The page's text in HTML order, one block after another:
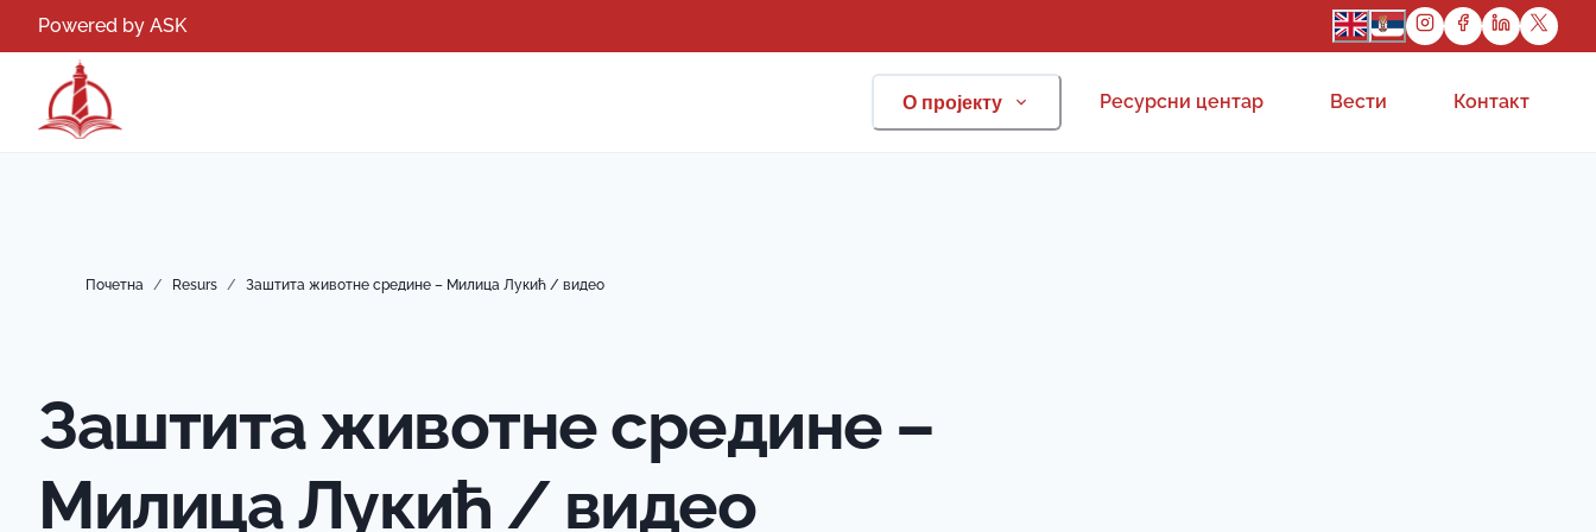
Powered by ASK
О пројекту Ресурсни центар Вести Контакт
Почетна / Resurs / Заштита животне средине – Милица Лукић / видео
Заштита животне средине –
Милица Лукић / видео